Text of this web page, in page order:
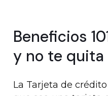
Beneficios
y no te quita
La Tarjeta de